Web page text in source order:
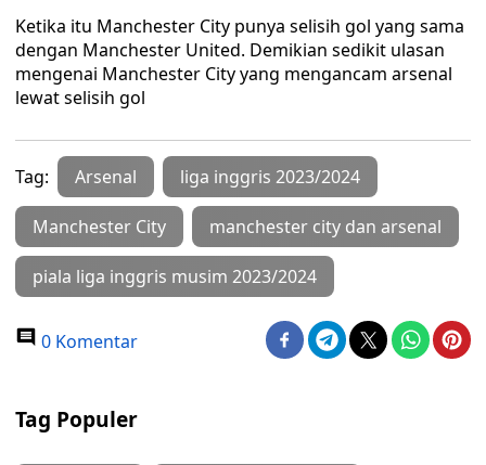
Ketika itu Manchester City punya selisih gol yang sama
dengan Manchester United. Demikian sedikit ulasan
mengenai Manchester City yang mengancam arsenal
lewat selisih gol
Tag: Arsenal liga inggris 2023/2024
Manchester City manchester city dan arsenal
piala liga inggris musim 2023/2024
0 Komentar
Tag Populer